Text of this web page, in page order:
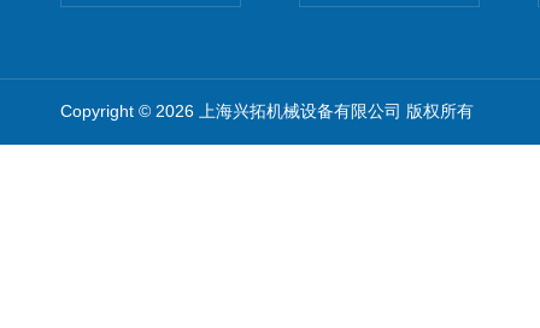
Copyright © 2026 上海兴拓机械设备有限公司 版权所有